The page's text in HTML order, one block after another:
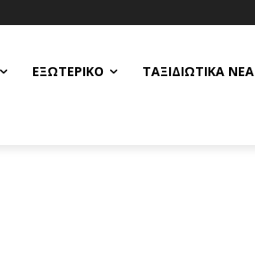
ΕΞΩΤΕΡΙΚΌ ΤΑΞΙΔΙΩΤΙΚΆ ΝΈΑ